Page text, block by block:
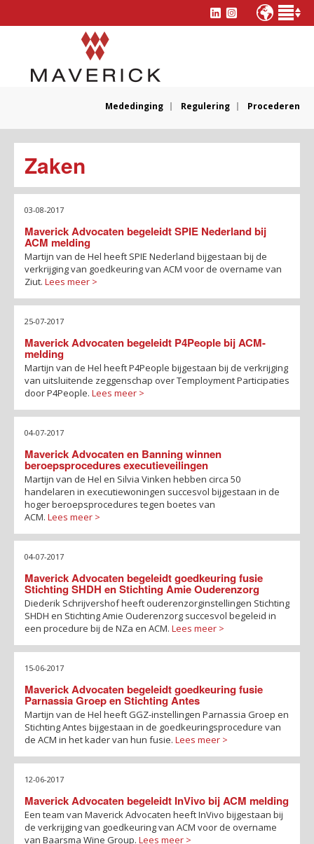
Mededinging Regulering Procederen
Zaken
03-08-2017
Maverick Advocaten begeleidt SPIE Nederland bij
ACM melding
Martijn van de Hel heeft SPIE Nederland bijgestaan bij de
verkrijging van goedkeuring van ACM voor de overname van
Ziut. Lees meer >
25-07-2017
Maverick Advocaten begeleidt P4People bij ACM-
melding
Martijn van de Hel heeft P4People bijgestaan bij de verkrijging
van uitsluitende zeggenschap over Temployment Participaties
door P4People. Lees meer >
04-07-2017
Maverick Advocaten en Banning winnen
beroepsprocedures executieveilingen
Martijn van de Hel en Silvia Vinken hebben circa 50
handelaren in executiewoningen succesvol bijgestaan in de
hoger beroepsprocedures tegen boetes van
ACM. Lees meer >
04-07-2017
Maverick Advocaten begeleidt goedkeuring fusie
Stichting SHDH en Stichting Amie Ouderenzorg
Diederik Schrijvershof heeft ouderenzorginstellingen Stichting
SHDH en Stichting Amie Ouderenzorg succesvol begeleid in
een procedure bij de NZa en ACM. Lees meer >
15-06-2017
Maverick Advocaten begeleidt goedkeuring fusie
Parnassia Groep en Stichting Antes
Martijn van de Hel heeft GGZ-instellingen Parnassia Groep en
Stichting Antes bijgestaan in de goedkeuringsprocedure van
de ACM in het kader van hun fusie. Lees meer >
12-06-2017
Maverick Advocaten begeleidt InVivo bij ACM melding
Een team van Maverick Advocaten heeft InVivo bijgestaan bij
de verkrijging van goedkeuring van ACM voor de overname
van Baarsma Wine Group. Lees meer >